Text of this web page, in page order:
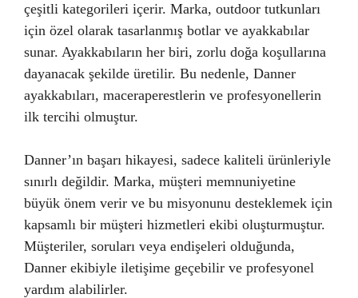
çeşitli kategorileri içerir. Marka, outdoor tutkunları
için özel olarak tasarlanmış botlar ve ayakkabılar
sunar. Ayakkabıların her biri, zorlu doğa koşullarına
dayanacak şekilde üretilir. Bu nedenle, Danner
ayakkabıları, maceraperestlerin ve profesyonellerin
ilk tercihi olmuştur.
Danner’ın başarı hikayesi, sadece kaliteli ürünleriyle
sınırlı değildir. Marka, müşteri memnuniyetine
büyük önem verir ve bu misyonunu desteklemek için
kapsamlı bir müşteri hizmetleri ekibi oluşturmuştur.
Müşteriler, soruları veya endişeleri olduğunda,
Danner ekibiyle iletişime geçebilir ve profesyonel
yardım alabilirler.